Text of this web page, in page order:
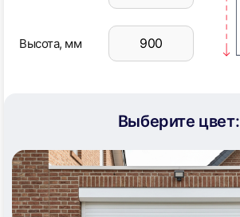
50
51 52
Высота, мм
Выберите цвет: